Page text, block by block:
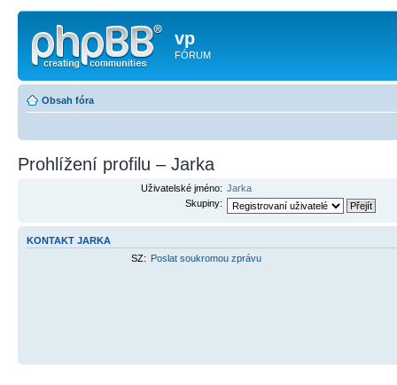
vp
FÓRUM
Obsah fóra
Prohlížení profilu – Jarka
Uživatelské jméno: Jarka
Skupiny:
KONTAKT JARKA
SZ: Poslat soukromou zprávu